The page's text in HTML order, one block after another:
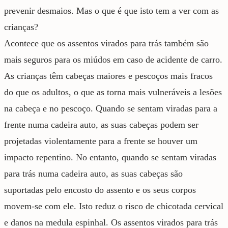
prevenir desmaios. Mas o que é que isto tem a ver com as
crianças?
Acontece que os assentos virados para trás também são
mais seguros para os miúdos em caso de acidente de carro.
As crianças têm cabeças maiores e pescoços mais fracos
do que os adultos, o que as torna mais vulneráveis a lesões
na cabeça e no pescoço. Quando se sentam viradas para a
frente numa cadeira auto, as suas cabeças podem ser
projetadas violentamente para a frente se houver um
impacto repentino. No entanto, quando se sentam viradas
para trás numa cadeira auto, as suas cabeças são
suportadas pelo encosto do assento e os seus corpos
movem-se com ele. Isto reduz o risco de chicotada cervical
e danos na medula espinhal. Os assentos virados para trás